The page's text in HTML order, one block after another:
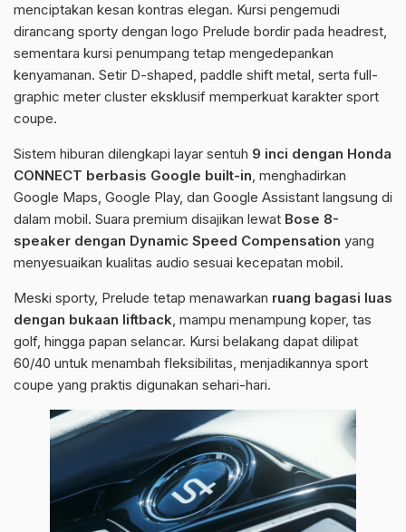
menciptakan kesan kontras elegan. Kursi pengemudi
dirancang sporty dengan logo Prelude bordir pada headrest,
sementara kursi penumpang tetap mengedepankan
kenyamanan. Setir D-shaped, paddle shift metal, serta full-
graphic meter cluster eksklusif memperkuat karakter sport
coupe.
Sistem hiburan dilengkapi layar sentuh 9 inci dengan Honda
CONNECT berbasis Google built-in, menghadirkan
Google Maps, Google Play, dan Google Assistant langsung di
dalam mobil. Suara premium disajikan lewat Bose 8-
speaker dengan Dynamic Speed Compensation yang
menyesuaikan kualitas audio sesuai kecepatan mobil.
Meski sporty, Prelude tetap menawarkan ruang bagasi luas
dengan bukaan liftback, mampu menampung koper, tas
golf, hingga papan selancar. Kursi belakang dapat dilipat
60/40 untuk menambah fleksibilitas, menjadikannya sport
coupe yang praktis digunakan sehari-hari.